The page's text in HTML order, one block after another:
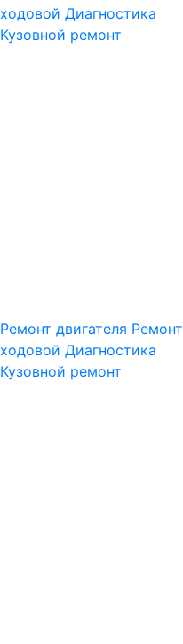
ходовой Диагностика
Кузовной ремонт
Ремонт двигателя Ремонт
ходовой Диагностика
Кузовной ремонт